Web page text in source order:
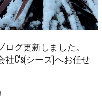
グ更新しました。
C's(シーズ)へお任せ